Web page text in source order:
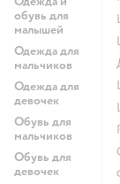
обувь для
малышей
Одежда для
мальчиков
Одежда для
девочек
Обувь для
мальчиков
Обувь для
девочек